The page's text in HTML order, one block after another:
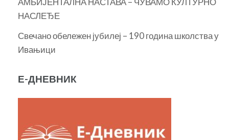
НАСЛЕЂЕ
Свечано обележен јубилеј – 190 година школства у
Ивањици
Е-ДНЕВНИК